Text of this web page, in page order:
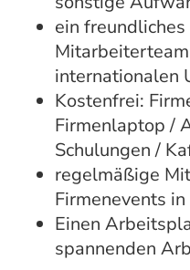
ein
internationalen
Kostenfrei:
Firmenlaptop /
Schulungen /
regelmäßige
Firmenevents
Einen
spannenden